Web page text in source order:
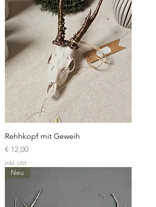
Rehhkopf mit Geweih
Preis
€ 12,00
inkl. USt
Neu